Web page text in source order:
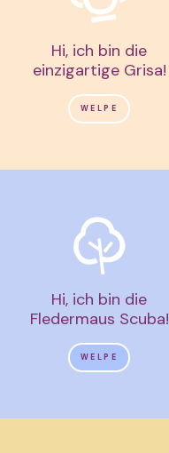
Hi, ich bin die
einzigartige Grisa!
WELPE
Hi, ich bin die
Fledermaus Scuba!
WELPE